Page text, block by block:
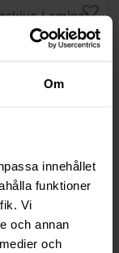
Om
innehållet
funktioner
Vi
och annan
och
120×68
980kr